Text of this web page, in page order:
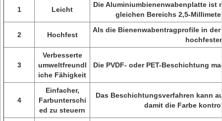
1 Leicht
Die Aluminiumbienenwabenplatte ist
gleichen Bereichs 2,5-
2 Hochfest
Als die Bienenwabentragprofile in
3
Verbesserte
umweltfreundl
iche Fähigkeit
Die PVDF- oder PET-Beschichtung
4
Einfacher,
Farbunterschi
ed zu steuern
Das Beschichtungsverfahren kann
damit die Farbe